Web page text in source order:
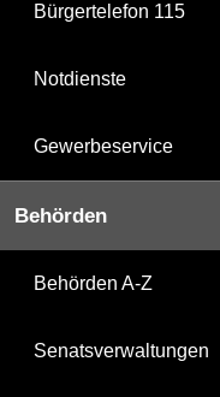
Bürgertelefon 115
Notdienste
Gewerbeservice
Behörden
Behörden A-Z
Senatsverwaltungen